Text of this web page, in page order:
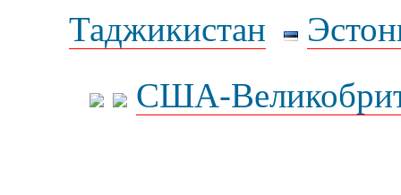
Таджикистан
США-